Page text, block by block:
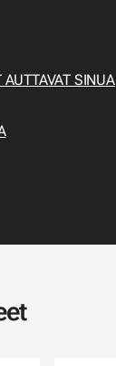
AUTTAVAT SINUA